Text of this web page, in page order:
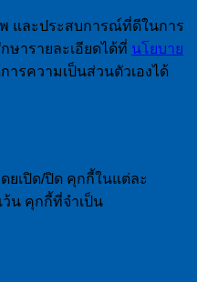
และประสบการณ์ที่ดีในการ
ารายละเอียดได้ที่ นโยบาย
ารความเป็นส่วนตัวเองได้
ยเปิด/ปิด คุกกี้ในแต่ละ
ว้น คุกกี้ที่จำเป็น